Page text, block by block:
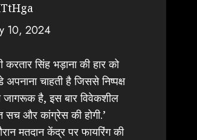
10, 2024
सिंह भड़ाना की हार को
चाहती है जिससे निष्पक्ष
जागरूक है, इस बार विवेकशील
सच और कांग्रेस की होगी.’
मतदान केंद्र पर फायरिंग की